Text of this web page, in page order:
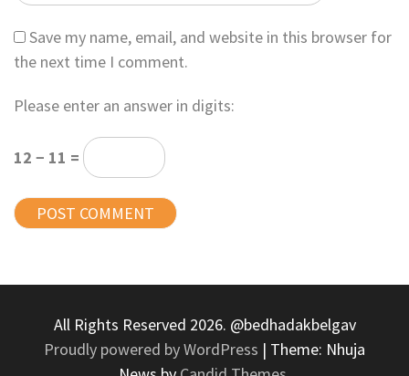
Save my name, email, and website in this browser for
the next time I comment.
Please enter an answer in digits:
12 − 11 =
All Rights Reserved 2026. @bedhadakbelgav
Proudly powered by WordPress | Theme: Nhuja